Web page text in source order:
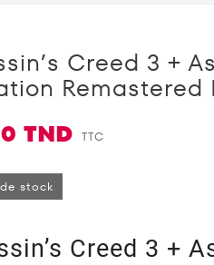
Creed 3 +
Remastered
TND TTC
stock
Creed 3 +